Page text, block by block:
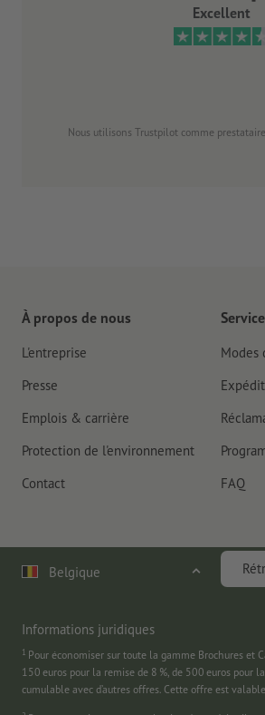
Excellent
Nous utilisons Trustpilot comme
À propos de nous
L'entreprise
Presse
Emplois & carrière
Protection de l'environnement
Contact
Service
Modes
FAQ
Belgique
Informations juridiques
1 Pour économiser sur toute la gamme Brochures et
150 euros pour la remise de 8 %, de 500 euros pour
cumulable avec d’autres offres. Cette offre est